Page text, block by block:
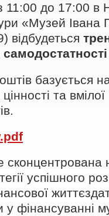
11:00 до 17:00 в
«Музей Івана
відбудеться
базується
та вмілої
сконцентрована
успішного
фінансуванні